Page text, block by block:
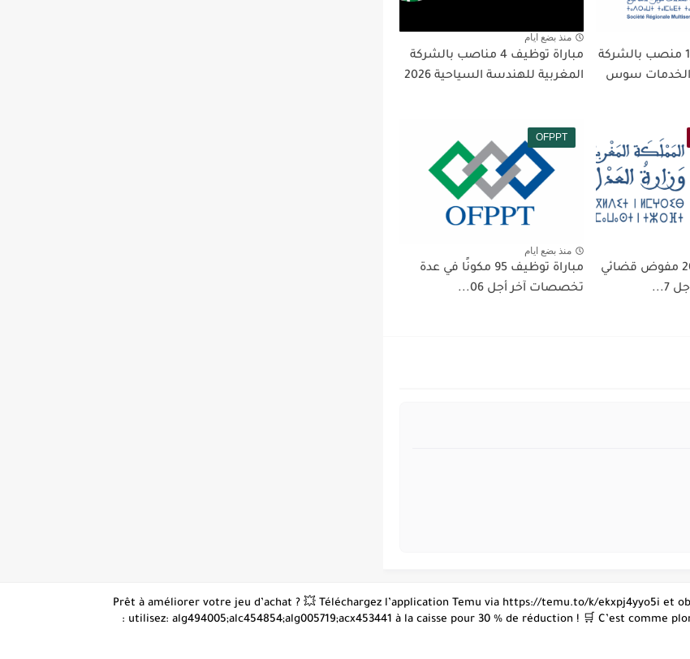
مباراة توظيف 174 منصب بالشركة
الخدمات سوس
منذ بضع ايام
مباراة توظيف 4 مناصب بالشركة
المغربية للهندسة السياحية 2026
مباراة توظيف 200 مفوض قضائي
7...
OFPPT
منذ بضع ايام
مباراة توظيف 95 مكونًا في عدة
تخصصات آخر أجل 06...
👋 Prêt à améliorer votre jeu d’achat ? 💥 Téléchargez l’application Temu via https://temu.to/k/ekxpj4yyo5i et
: utilisez: alg494005;alc454854;alg005719;acx453441 à la caisse pour 30 % de réduction ! 🛒 C’est comme